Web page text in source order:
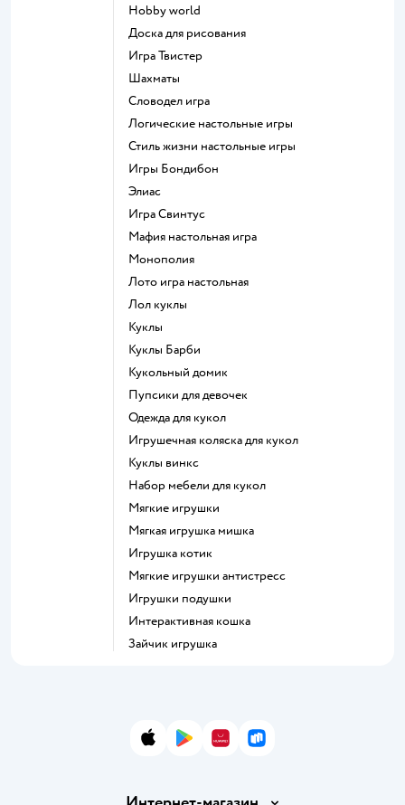
Hobby world
Доска для рисования
Игра Твистер
Шахматы
Словодел игра
Логические настольные игры
Стиль жизни настольные игры
Игры Бондибон
Элиас
Игра Свинтус
Мафия настольная игра
Монополия
Лото игра настольная
Лол куклы
Куклы
Куклы Барби
Кукольный домик
Пупсики для девочек
Одежда для кукол
Игрушечная коляска для кукол
Куклы винкс
Набор мебели для кукол
Мягкие игрушки
Мягкая игрушка мишка
Игрушка котик
Мягкие игрушки антистресс
Игрушки подушки
Интерактивная кошка
Зайчик игрушка
App StoreGoogle Play
AppGallery
RuStore